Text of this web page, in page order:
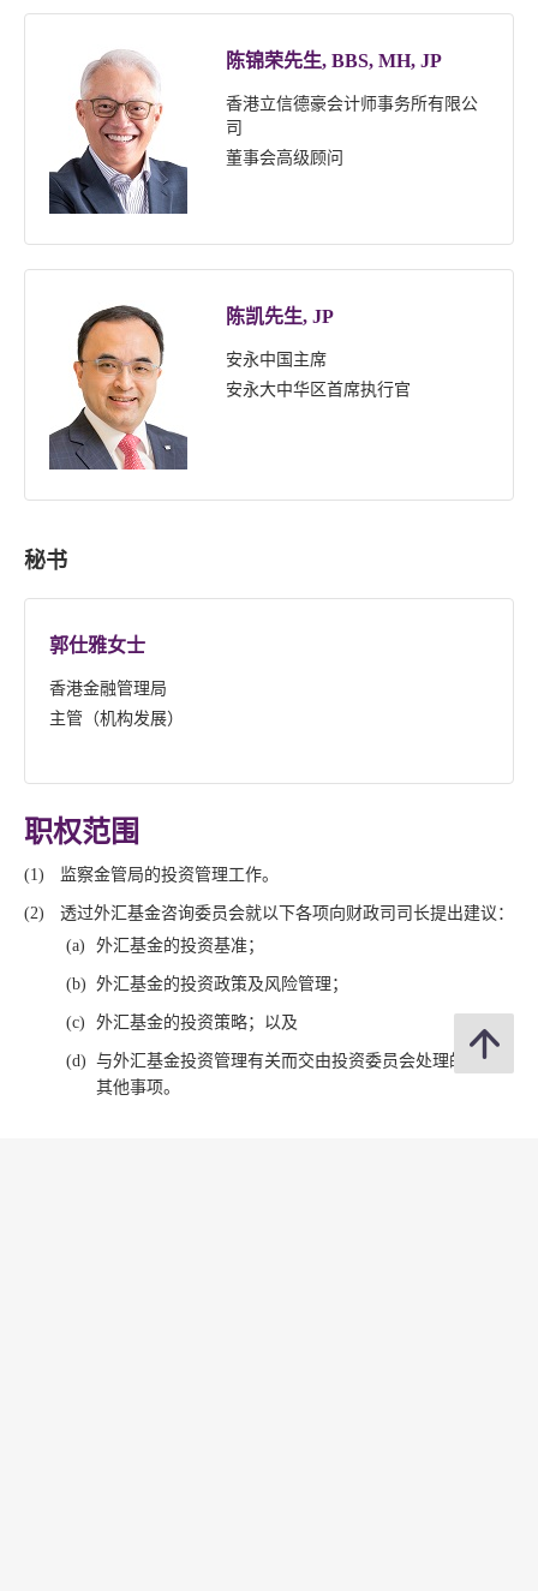
陈锦荣先生, BBS, MH, JP
香港立信德豪会计师事务所有限公
司
董事会高级顾问
陈凯先生, JP
安永中国主席
安永大中华区首席执行官
秘书
郭仕雅女士
香港金融管理局
主管（机构发展）
职权范围
监察金管局的投资管理工作。
透过外汇基金咨询委员会就以下各项向财政司司长提出建议：
外汇基金的投资基准；
外汇基金的投资政策及风险管理；
外汇基金的投资策略；以及
与外汇基金投资管理有关而交由投资委员会处理的任何
其他事项。